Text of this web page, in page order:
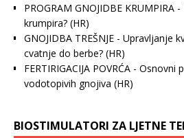
PROGRAM GNOJIDBE KRUMPIRA
krumpira? (HR)
GNOJIDBA TREŠNJE - Upravljanje
cvatnje do berbe? (HR)
FERTIRIGACIJA POVRĆA -
vodotopivih gnojiva (HR)
BIOSTIMULATORI ZA LJETNE